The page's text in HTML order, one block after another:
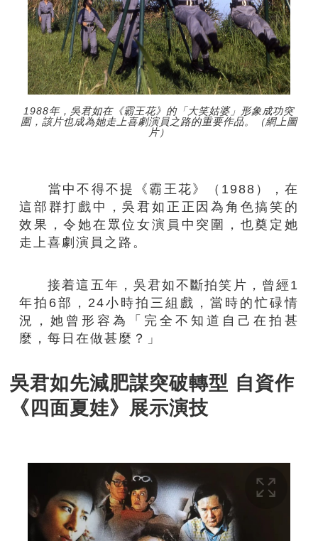
1988年，吳君如在《霸王花》的「大笑姑婆」形象成功突
圍，該片也成為她走上喜劇演員之路的重要作品。（網上圖
片）
當中不得不提《霸王花》（1988），在
這部群打戲中，吳君如正正因為角色搞笑的
效果，令她在眾位女演員中突圍，也奠定她
走上喜劇演員之路。
接着這五年，吳君如不斷拍笑片，曾經1
年拍6部，24小時拍三組戲，當時的忙碌情
況，她曾形容為「完全不知道自己在拍甚
麼，每日在做甚麼？」
吳君如先減肥謀突破轉型 自資作
《四面夏娃》展示演技